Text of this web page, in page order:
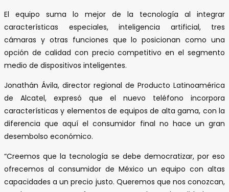
El equipo suma lo mejor de la tecnología al integrar
características especiales, inteligencia artificial, tres
cámaras y otras funciones que lo posicionan como una
opción de calidad con precio competitivo en el segmento
medio de dispositivos inteligentes.
Jonathán Ávila, director regional de Producto Latinoamérica
de Alcatel, expresó que el nuevo teléfono incorpora
características y elementos de equipos de alta gama, con la
diferencia que aquí el consumidor final no hace un gran
desembolso económico.
“Creemos que la tecnología se debe democratizar, por eso
ofrecemos al consumidor de México un equipo con altas
capacidades a un precio justo. Queremos que nos conozcan,